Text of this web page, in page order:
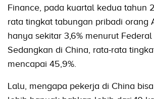
Finance, pada kuartal kedua tahun
rata tingkat tabungan pribadi orang
hanya sekitar 3,6% menurut Federal
Sedangkan di China, rata-rata
mencapai 45,9%.
Lalu, mengapa pekerja di China